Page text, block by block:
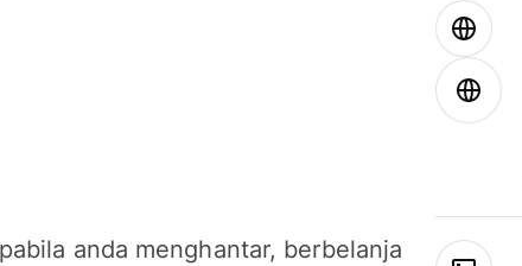
anda menghantar, berbelanja